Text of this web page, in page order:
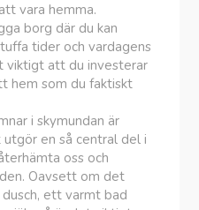
vara hemma.
borg där du kan
tider och vardagens
viktigt att du investerar
hem som du faktiskt
i skymundan är
en så central del i
oss och
Oavsett om det
ett varmt bad